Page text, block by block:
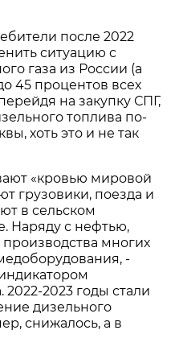
после 2022
ситуацию с
газа из России (а
45 процентов всех
на закупку СПГ,
топлива по-
хоть это и не так
«кровью мировой
грузовики, поезда и
в сельском
Наряду с нефтью,
производства многих
-
2023 годы стали
дизельного
снижалось, а в